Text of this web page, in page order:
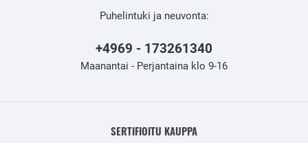
Puhelintuki ja neuvonta:
+4969 - 173261340
Maanantai - Perjantaina klo 9-16
SERTIFIOITU KAUPPA